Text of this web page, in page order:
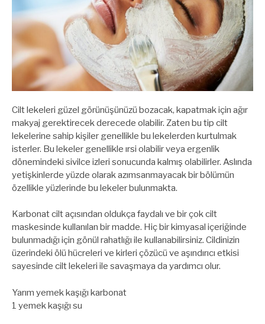
Cilt lekeleri güzel görünüşünüzü bozacak, kapatmak için ağır
makyaj gerektirecek derecede olabilir. Zaten bu tip cilt
lekelerine sahip kişiler genellikle bu lekelerden kurtulmak
isterler. Bu lekeler genellikle ırsi olabilir veya ergenlik
dönemindeki sivilce izleri sonucunda kalmış olabilirler. Aslında
yetişkinlerde yüzde olarak azımsanmayacak bir bölümün
özellikle yüzlerinde bu lekeler bulunmakta.
Karbonat cilt açısından oldukça faydalı ve bir çok cilt
maskesinde kullanılan bir madde. Hiç bir kimyasal içeriğinde
bulunmadığı için gönül rahatlığı ile kullanabilirsiniz. Cildinizin
üzerindeki ölü hücreleri ve kirleri çözücü ve aşındırıcı etkisi
sayesinde cilt lekeleri ile savaşmaya da yardımcı olur.
Yarım yemek kaşığı karbonat
1 yemek kaşığı su